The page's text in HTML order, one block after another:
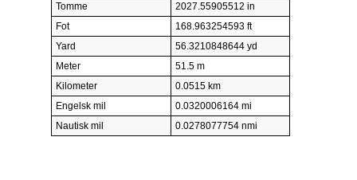
Tomme
2027.55905512 in
Fot
168.963254593 ft
Yard
56.3210848644 yd
Meter
51.5 m
Kilometer
0.0515 km
Engelsk mil
0.0320006164 mi
Nautisk mil
0.0278077754 nmi